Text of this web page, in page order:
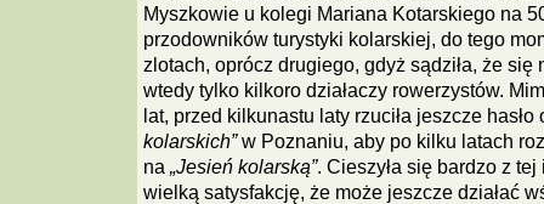
Myszkowie u kolegi Mariana Kotarskiego na
przodowników turystyki kolarskiej, do tego
zlotach, oprócz drugiego, gdyż sądziła, że się
wtedy tylko kilkoro działaczy rowerzystów.
lat, przed kilkunastu laty rzuciła jeszcze
kolarskich”w Poznaniu, aby po kilku latach
na „Jesień kolarską”. Cieszyła się bardzo z tej
wielką satysfakcję, że może jeszcze działać